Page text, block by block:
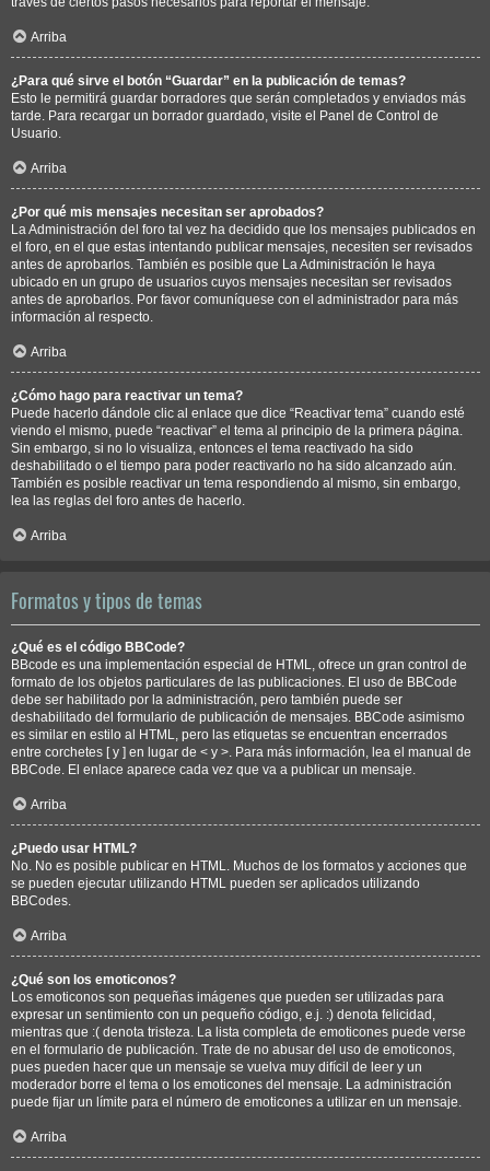
Arriba
¿Para qué sirve el botón “Guardar” en la publicación de temas?
Esto le permitirá guardar borradores que serán completados y enviados más
tarde. Para recargar un borrador guardado, visite el Panel de Control de
Usuario.
Arriba
¿Por qué mis mensajes necesitan ser aprobados?
La Administración del foro tal vez ha decidido que los mensajes publicados en
el foro, en el que estas intentando publicar mensajes, necesiten ser revisados
antes de aprobarlos. También es posible que La Administración le haya
ubicado en un grupo de usuarios cuyos mensajes necesitan ser revisados
antes de aprobarlos. Por favor comuníquese con el administrador para más
información al respecto.
Arriba
¿Cómo hago para reactivar un tema?
Puede hacerlo dándole clic al enlace que dice “Reactivar tema” cuando esté
viendo el mismo, puede “reactivar” el tema al principio de la primera página.
Sin embargo, si no lo visualiza, entonces el tema reactivado ha sido
deshabilitado o el tiempo para poder reactivarlo no ha sido alcanzado aún.
También es posible reactivar un tema respondiendo al mismo, sin embargo,
lea las reglas del foro antes de hacerlo.
Arriba
Formatos y tipos de temas
¿Qué es el código BBCode?
BBcode es una implementación especial de HTML, ofrece un gran control de
formato de los objetos particulares de las publicaciones. El uso de BBCode
debe ser habilitado por la administración, pero también puede ser
deshabilitado del formulario de publicación de mensajes. BBCode asimismo
es similar en estilo al HTML, pero las etiquetas se encuentran encerrados
entre corchetes [ y ] en lugar de < y >. Para más información, lea el manual de
BBCode. El enlace aparece cada vez que va a publicar un mensaje.
Arriba
¿Puedo usar HTML?
No. No es posible publicar en HTML. Muchos de los formatos y acciones que
se pueden ejecutar utilizando HTML pueden ser aplicados utilizando
BBCodes.
Arriba
¿Qué son los emoticonos?
Los emoticonos son pequeñas imágenes que pueden ser utilizadas para
expresar un sentimiento con un pequeño código, e.j. :) denota felicidad,
mientras que :( denota tristeza. La lista completa de emoticones puede verse
en el formulario de publicación. Trate de no abusar del uso de emoticonos,
pues pueden hacer que un mensaje se vuelva muy difícil de leer y un
moderador borre el tema o los emoticones del mensaje. La administración
puede fijar un límite para el número de emoticones a utilizar en un mensaje.
Arriba